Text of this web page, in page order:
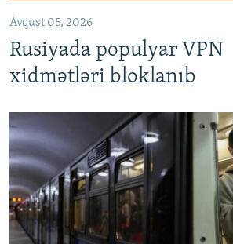
Avqust 05, 2026
Rusiyada populyar VPN
xidmətləri bloklanıb